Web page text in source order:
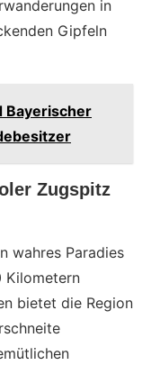
in
Gipfeln
Bayerischer
Zugspitz
wahres Paradies
Kilometern
bietet die Region